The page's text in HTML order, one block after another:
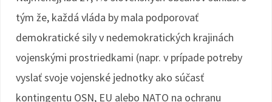
tým že, každá vláda by mala podporovať
demokratické sily v nedemokratických krajinách
vojenskými prostriedkami (napr. v prípade potreby
vyslať svoje vojenské jednotky ako súčasť
kontingentu OSN, EU alebo NATO na ochranu